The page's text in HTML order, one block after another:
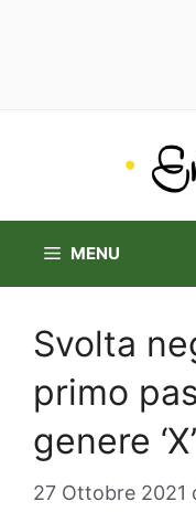
MENU
Svolta
primo
genere ‘X’
27 Ottobre 2021